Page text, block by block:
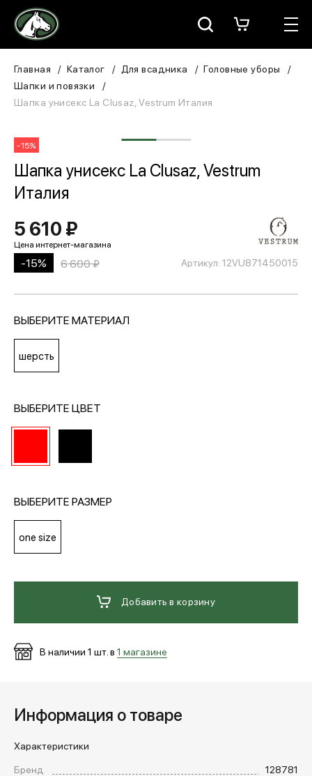
Москва
Для всадника
В конюшню
ЗООТОВАРЫ
Для собаки
Сувениры/Подарки
МЕДИА
+7 (495) 139-66-00
Главная Каталог Для всадника
Головные уборы
Шапки и повязки
Шапка унисекс La Clusaz, Vestrum Италия
-15%
Шапка унисекс La Clusaz, Vestrum
Италия
Артикул: 12VU871450015
5 610 ₽
-15% 6 600 ₽
ВЫБЕРИТЕ МАТЕРИАЛ
шерсть
ВЫБЕРИТЕ ЦВЕТ
ВЫБЕРИТЕ РАЗМЕР
one size
Добавить в корзину
В наличии 1 шт. в 1 магазине
Информация о товаре
Характеристики
Бренд
128781